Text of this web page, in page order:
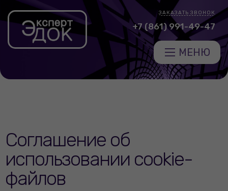
МЕНЮ
+7 (861) 991-49-47
ЗАКАЗАТЬ ЗВОНОК
Соглашение об
использовании cookie-
файлов